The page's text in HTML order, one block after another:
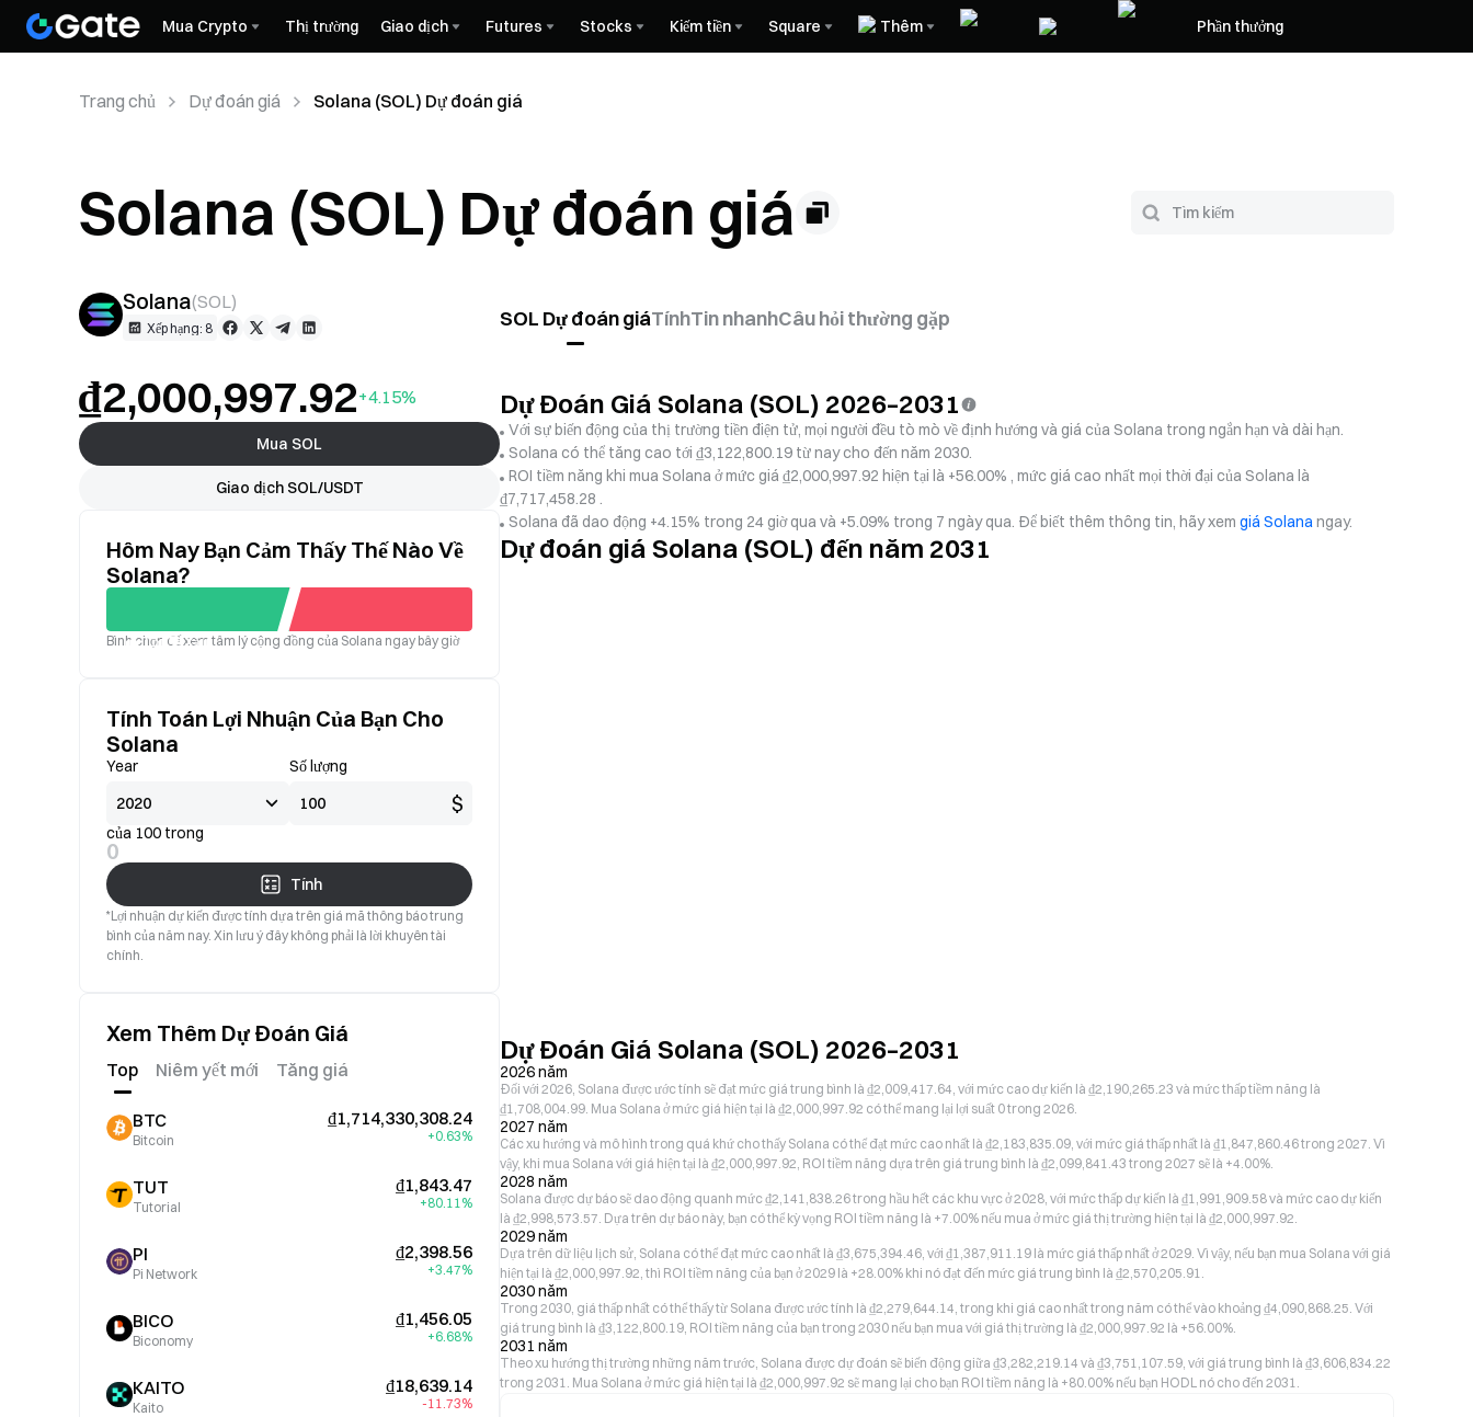
Mua Crypto Thị trường Giao dịch Futures Stocks Kiếm tiền Square Thêm Phần thưởng
Trang chủ Dự đoán giá Solana (SOL) Dự đoán giá
Solana (SOL) Dự đoán giá
Solana(SOL )
Xếp hạng: 8 SOL Dự đoán giáTínhTin nhanhCâu hỏi thường gặp
₫2,000,997.92+4.15%
Mua SOL
Giao dịch SOL/USDT
Hôm Nay Bạn Cảm Thấy Thế Nào Về
Solana?
Tốt Xấu
Bình chọn để xem tâm lý cộng đồng của Solana ngay bây giờ
Tính Toán Lợi Nhuận Của Bạn Cho
Solana
Year Số lượng
$
của 100 trong
0
Tính
*Lợi nhuận dự kiến được tính dựa trên giá mã thông báo trung
bình của năm nay. Xin lưu ý đây không phải là lời khuyên tài
chính.
Xem Thêm Dự Đoán Giá
Top Niêm yết mới Tăng giá
BTC
Bitcoin
₫1,714,330,308.24
+0.63%
TUT
Tutorial
₫1,843.47
+80.11%
PI
Pi Network
₫2,398.56
+3.47%
BICO
Biconomy
₫1,456.05
+6.68%
KAITO
Kaito
₫18,639.14
-11.73%
Dự Đoán Giá Solana (SOL) 2026–2031
Với sự biến động của thị trường tiền điện tử, mọi người đều tò mò về định hướng và giá của Solana trong ngắn hạn và dài hạn.
Solana có thể tăng cao tới ₫3,122,800.19 từ nay cho đến năm 2030.
ROI tiềm năng khi mua Solana ở mức giá ₫2,000,997.92 hiện tại là +56.00% , mức giá cao nhất mọi thời đại của Solana là
₫7,717,458.28 .
Solana đã dao động +4.15% trong 24 giờ qua và +5.09% trong 7 ngày qua. Để biết thêm thông tin, hãy xem giá Solanangay.
Dự đoán giá Solana (SOL) đến năm 2031
Dự Đoán Giá Solana (SOL) 2026–2031
2026 năm
Đối với 2026, Solana được ước tính sẽ đạt mức giá trung bình là ₫2,009,417.64, với mức cao dự kiến là ₫2,190,265.23 và mức thấp tiềm năng là
₫1,708,004.99. Mua Solana ở mức giá hiện tại là ₫2,000,997.92 có thể mang lại lợi suất 0 trong 2026.
2027 năm
Các xu hướng và mô hình trong quá khứ cho thấy Solana có thể đạt mức cao nhất là ₫2,183,835.09, với mức giá thấp nhất là ₫1,847,860.46 trong 2027. Vì
vậy, khi mua Solana với giá hiện tại là ₫2,000,997.92, ROI tiềm năng dựa trên giá trung bình là ₫2,099,841.43 trong 2027 sẽ là +4.00%.
2028 năm
Solana được dự báo sẽ dao động quanh mức ₫2,141,838.26 trong hầu hết các khu vực ở 2028, với mức thấp dự kiến là ₫1,991,909.58 và mức cao dự kiến
là ₫2,998,573.57. Dựa trên dự báo này, bạn có thể kỳ vọng ROI tiềm năng là +7.00% nếu mua ở mức giá thị trường hiện tại là ₫2,000,997.92.
2029 năm
Dựa trên dữ liệu lịch sử, Solana có thể đạt mức cao nhất là ₫3,675,394.46, với ₫1,387,911.19 là mức giá thấp nhất ở 2029. Vì vậy, nếu bạn mua Solana với giá
hiện tại là ₫2,000,997.92, thì ROI tiềm năng của bạn ở 2029 là +28.00% khi nó đạt đến mức giá trung bình là ₫2,570,205.91.
2030 năm
Trong 2030, giá thấp nhất có thể thấy từ Solana được ước tính là ₫2,279,644.14, trong khi giá cao nhất trong năm có thể vào khoảng ₫4,090,868.25. Với
giá trung bình là ₫3,122,800.19, ROI tiềm năng của bạn trong 2030 nếu bạn mua với giá thị trường là ₫2,000,997.92 là +56.00%.
2031 năm
Theo xu hướng thị trường những năm trước, Solana được dự đoán sẽ biến động giữa ₫3,282,219.14 và ₫3,751,107.59, với giá trung bình là ₫3,606,834.22
trong 2031. Mua Solana ở mức giá hiện tại là ₫2,000,997.92 sẽ mang lại cho bạn ROI tiềm năng là +80.00% nếu bạn HODL nó cho đến 2031.